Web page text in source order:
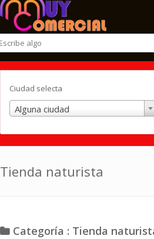
Ciudad selecta
Alguna ciudad
Tienda naturista
Categoría : Tienda